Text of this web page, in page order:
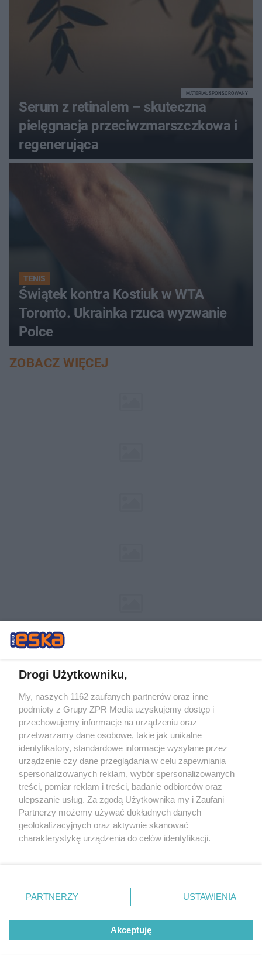
Serum z retinalem – skuteczna
pielęgnacja przeciwzmarszczkowa i
regenerująca
MATERIAŁ SPONSOROWANY
TENIS
Świątek kontra Kostiuk w WTA
Toronto. Ukrainka rzuca wyzwanie
Polce
ZOBACZ WIĘCEJ
Żaden utwór zamieszczony w serwisie nie może być powielany i
rozpowszechniany lub dalej rozpowszechniany w jakikolwiek sposób (w
tym także elektroniczny lub mechaniczny) na jakimkolwiek polu
eksploatacji w jakiejkolwiek formie, włącznie z umieszczaniem w
Internecie bez pisemnej zgody właściciela praw. Jakiekolwiek użycie lub
wykorzystanie utworów w całości lub w części z naruszeniem prawa,
tzn. bez właściwej zgody, jest zabronione pod groźbą kary i może być
ścigane prawnie.
© 2026 Grupa ZPR Media
Drogi Użytkowniku,
My, naszych 1162 zaufanych partnerów oraz inne
podmioty z Grupy ZPR Media uzyskujemy dostęp i
przechowujemy informacje na urządzeniu oraz
przetwarzamy dane osobowe, takie jak unikalne
identyfikatory, standardowe informacje wysyłane przez
urządzenie czy dane przeglądania w celu zapewniania
spersonalizowanych reklam, wybór spersonalizowanych
treści, pomiar reklam i treści, badanie odbiorców oraz
ulepszanie usług. Za zgodą Użytkownika my i Zaufani
Partnerzy możemy używać dokładnych danych
geolokalizacyjnych oraz aktywnie skanować
charakterystykę urządzenia do celów identyfikacji.
zmienić/wycofać klikając przycisk ustawień prywatności
znajdujący się w lewym dolnym rogu strony
rodzaje przetwarzania danych nie wymagają zgody
użytkownika, ale masz prawo sprzeciwić się takiemu
przetwarzaniu. Preferencje będą miały zastosowanie tylko
PARTNERZY USTAWIENIA
Akceptuję